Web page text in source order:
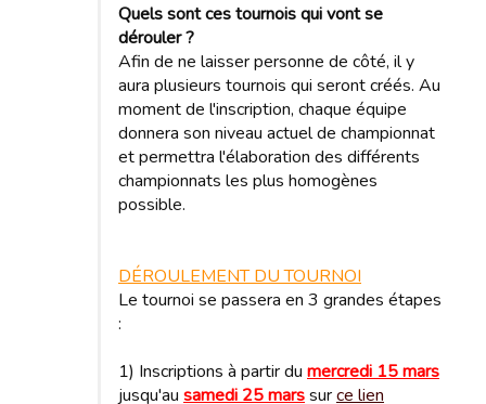
Quels sont ces tournois qui vont se
dérouler ?
Afin de ne laisser personne de côté, il y
aura plusieurs tournois qui seront créés. Au
moment de l'inscription, chaque équipe
donnera son niveau actuel de championnat
et permettra l'élaboration des différents
championnats les plus homogènes
possible.
DÉROULEMENT DU TOURNOI
Le tournoi se passera en 3 grandes étapes
:
1) Inscriptions à partir du mercredi 15 mars
jusqu'au samedi 25 marssurce lien